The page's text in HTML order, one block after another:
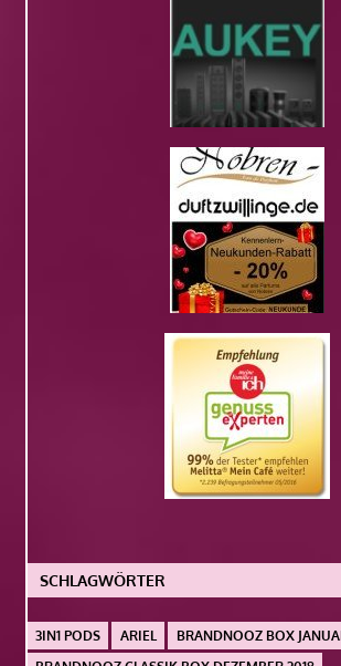
SCHLAGWÖRTER
3IN1 PODS ARIEL
BRANDNOOZ BOX